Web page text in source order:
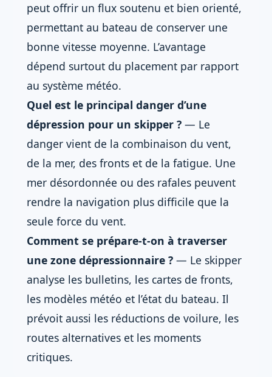
peut offrir un flux soutenu et bien orienté,
permettant au bateau de conserver une
bonne vitesse moyenne. L’avantage
dépend surtout du placement par rapport
au système météo.
Quel est le principal danger d’une
dépression pour un skipper ? — Le
danger vient de la combinaison du vent,
de la mer, des fronts et de la fatigue. Une
mer désordonnée ou des rafales peuvent
rendre la navigation plus difficile que la
seule force du vent.
Comment se prépare-t-on à traverser
une zone dépressionnaire ? — Le skipper
analyse les bulletins, les cartes de fronts,
les modèles météo et l’état du bateau. Il
prévoit aussi les réductions de voilure, les
routes alternatives et les moments
critiques.